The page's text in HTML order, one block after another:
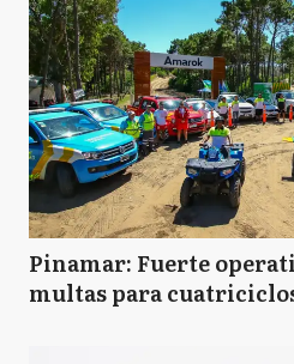
Pinamar: Fuerte
multas para